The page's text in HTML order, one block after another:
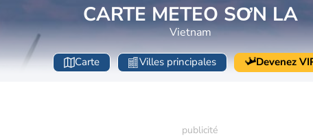
CARTE METEO SƠN LA
Vietnam
Carte Villes principales Devenez